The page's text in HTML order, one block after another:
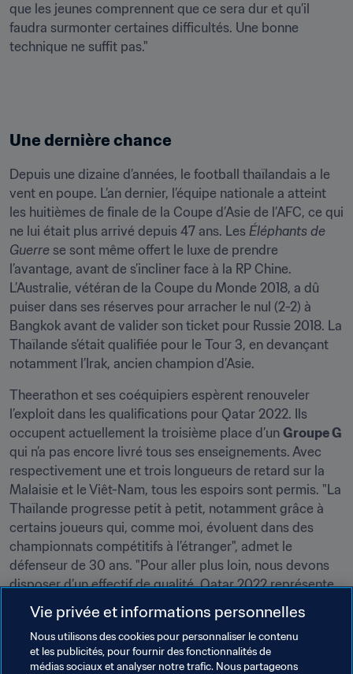
que les jeunes comprennent que ce sera dur et qu’il
faudra surmonter certaines difficultés. Une bonne
technique ne suffit pas."
Une dernière chance
Depuis une dizaine d’années, le football thaïlandais a le
vent en poupe. L’an dernier, l’équipe nationale a atteint
les huitièmes de finale de la Coupe d’Asie de l’AFC, ce qui
ne lui était plus arrivé depuis 47 ans. Les Éléphants de
Guerre se sont même offert le luxe de prendre
l’avantage, avant de s’incliner face à la RP Chine.
L’Australie, vétéran de la Coupe du Monde 2018, a dû
puiser dans ses réserves pour arracher le nul (2-2) à
Bangkok avant de valider son ticket pour Russie 2018. La
Thaïlande s’était qualifiée pour le Tour 3, en devançant
notamment l’Irak, ancien champion d’Asie.
Theerathon et ses coéquipiers espèrent renouveler
l’exploit dans les qualifications pour Qatar 2022. Ils
occupent actuellement la troisième place d’un Groupe G
qui n’a pas encore livré tous ses enseignements. Avec
respectivement une et trois longueurs de retard sur la
Malaisie et le Viêt-Nam, tous les espoirs sont permis. "La
Thaïlande progresse petit à petit, notamment grâce à
certains joueurs qui, comme moi, évoluent dans des
championnats compétitifs à l’étranger", admet le
défenseur de 30 ans. "Pour aller plus loin, nous devons
disposer d’un effectif de qualité. Qatar 2022 représente
ma dernière chance de participer à une Coupe du
Monde, donc il faut aller chercher chaque victoire pour
que la Thaïlande obtienne les résultats qu’elle mérite",
conclut-il.
Vie privée et informations personnelles
Nous utilisons des cookies pour personnaliser le contenu
et les publicités, pour fournir des fonctionnalités de
médias sociaux et analyser notre trafic. Nous partageons